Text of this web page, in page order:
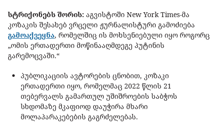
სტრიქონებს შორის: აგვისტოში New York Times-მა
კოზაკის შესახებ ვრცელი ჟურნალისტური გამოძიება
გამოაქვეყნა, რომელშიც ის მოხსენიებული იყო როგორც
„ომის ერთადერთი მოწინააღმდეგე პუტინის
გარემოცვაში.“
პუბლიკაციის ავტორების ცნობით, კოზაკი
ერთადერთი იყო, რომელმაც 2022 წლის 21
თებერვალს გამართულ უშიშროების საბჭოს
სხდომაზე მკაფიოდ დაუჭირა მხარი
მოლაპარაკებების გაგრძელებას.